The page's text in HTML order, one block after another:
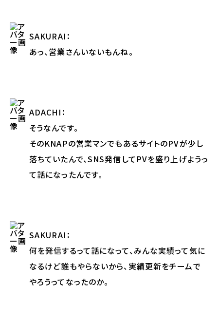
SAKURAI ：
あっ、営業さんいないもんね。
ADACHI ：
そうなんです。
そのKNAPの営業マンでもあるサイトのPVが少し
落ちていたんで、SNS発信してPVを盛り上げようっ
て話になったんです。
SAKURAI ：
何を発信するって話になって、みんな実績って気に
なるけど誰もやらないから、実績更新をチームで
やろうってなったのか。